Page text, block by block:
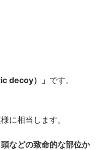
decoy）」 です。
に相当します。
などの致命的な部位か